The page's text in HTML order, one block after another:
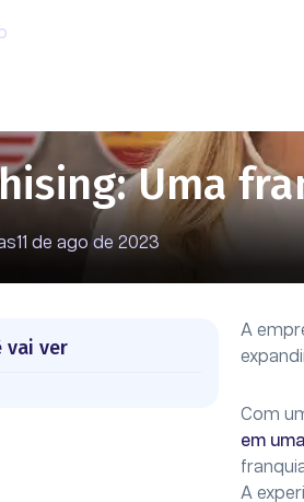
Uma
11 de ago de 2023
vai ver
A
Com
em
A